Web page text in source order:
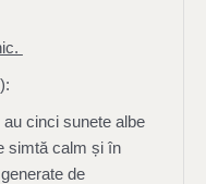
cinci sunete albe
simtă calm și în
de